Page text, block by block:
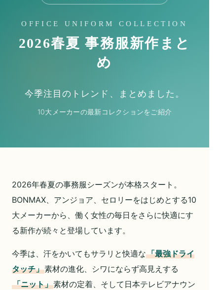
OFFICE UNIFORM COLLECTION
2026春夏 事務服新作まと
め
今季注目のトレンド、まとめました。
10大メーカーの最新コレクションをご紹介
2026年春夏の事務服シーズンが本格スタート。
BONMAX、アンジョア、セロリーをはじめとする10
大メーカーから、働く女性の毎日をさらに快適にす
る新作が続々と登場しています。
今季は、汗をかいてもサラリと快適な「最強ドライ
タッチ」素材の進化、シワにならず高見えする
「ニット」素材の定着、そして日本テレビアナウン